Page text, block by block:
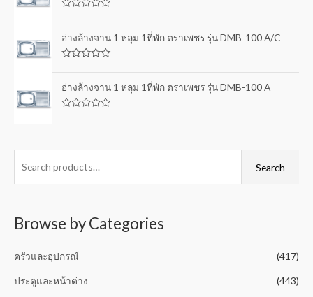
f
d
t
o
f
t
e
d
t
o
f
อ่างล้างจาน 1 หลุม 1ที่พัก ตราเพชร รุ่น DMB-100 A/C
t
e
d
o
5
อ่างล้างจาน 1 หลุม 1ที่พัก ตราเพชร รุ่น DMB-100 A
d
o
Search
Browse by Categories
ครัวและอุปกรณ์ (417)
ประตูและหน้าต่าง (443)